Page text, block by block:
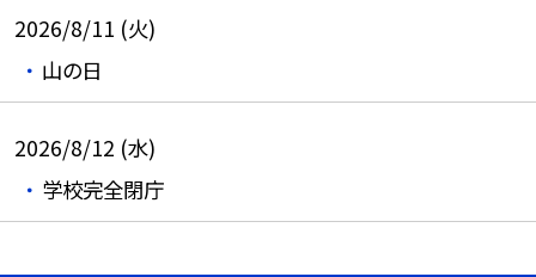
2026/8/11 (火)
山の日
2026/8/12 (水)
学校完全閉庁